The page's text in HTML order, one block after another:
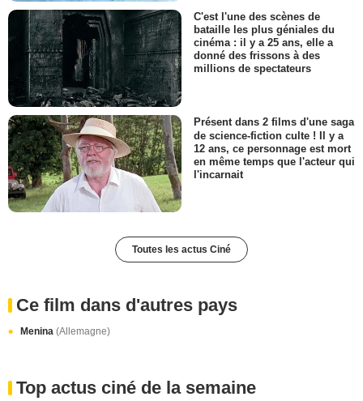
C'est l'une des scènes de
bataille les plus géniales du
cinéma : il y a 25 ans, elle a
donné des frissons à des
millions de spectateurs
Présent dans 2 films d'une saga
de science-fiction culte ! Il y a
12 ans, ce personnage est mort
en même temps que l'acteur qui
l'incarnait
Toutes les actus Ciné
Ce film dans d'autres pays
Menina (Allemagne)
Top actus ciné de la semaine